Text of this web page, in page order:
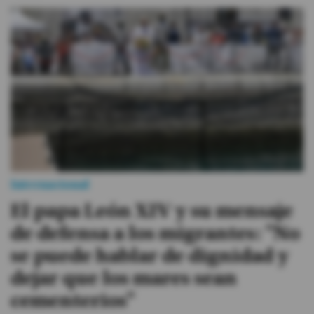
El papa León XIV y su mensaje
de defensa a los migrantes: "No
se puede hablar de dignidad y
dejar que los mares sean
cementerios"